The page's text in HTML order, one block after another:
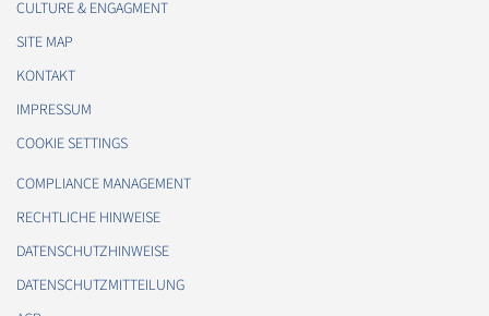
CULTURE & ENGAGMENT
SITE MAP
KONTAKT
IMPRESSUM
COOKIE SETTINGS
COMPLIANCE MANAGEMENT
RECHTLICHE HINWEISE
DATENSCHUTZHINWEISE
DATENSCHUTZMITTEILUNG